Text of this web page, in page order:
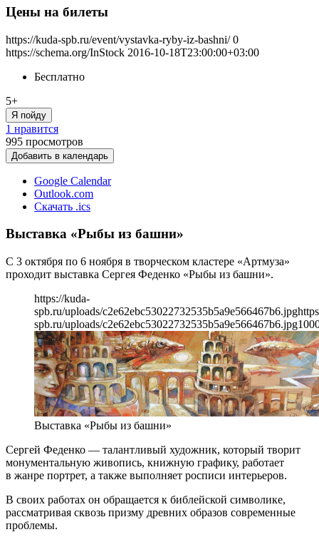
Цены на билеты
https://kuda-spb.ru/event/vystavka-ryby-iz-bashni/ 0
https://schema.org/InStock 2016-10-18T23:00:00+03:00
Бесплатно
5+
Я пойду
1 нравится
995 просмотров
Добавить в календарь
Google Calendar
Outlook.com
Скачать .ics
Выставка «Рыбы из башни»
С 3 октября по 6 ноября в творческом кластере «Артмуза»
проходит выставка Сергея Феденко «Рыбы из башни».
https://kuda-
spb.ru/uploads/c2e62ebc53022732535b5a9e566467b6.jpg
spb.ru/uploads/c2e62ebc53022732535b5a9e566467b6.jpg
Выставка «Рыбы из башни»
Сергей Феденко — талантливый художник, который творит
монументальную живопись, книжную графику, работает
в жанре портрет, а также выполняет росписи интерьеров.
В своих работах он обращается к библейской символике,
рассматривая сквозь призму древних образов современные
проблемы.